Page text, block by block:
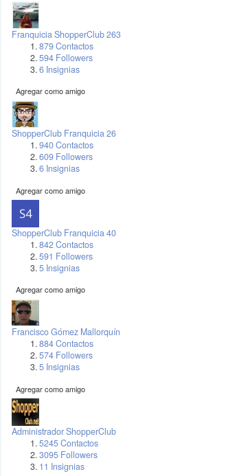
Franquicia ShopperClub 263
879 Contactos
594 Followers
6 Insignias
Agregar como amigo
ShopperClub Franquicia 26
940 Contactos
609 Followers
6 Insignias
Agregar como amigo
ShopperClub Franquicia 40
842 Contactos
591 Followers
5 Insignias
Agregar como amigo
Francisco Gómez Mallorquín
884 Contactos
574 Followers
5 Insignias
Agregar como amigo
Administrador ShopperClub
5245 Contactos
3095 Followers
11 Insignias